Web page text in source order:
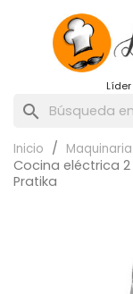
search
Inicio
Cocina eléctrica
Pratika